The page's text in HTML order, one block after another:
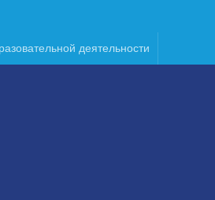
деятельности